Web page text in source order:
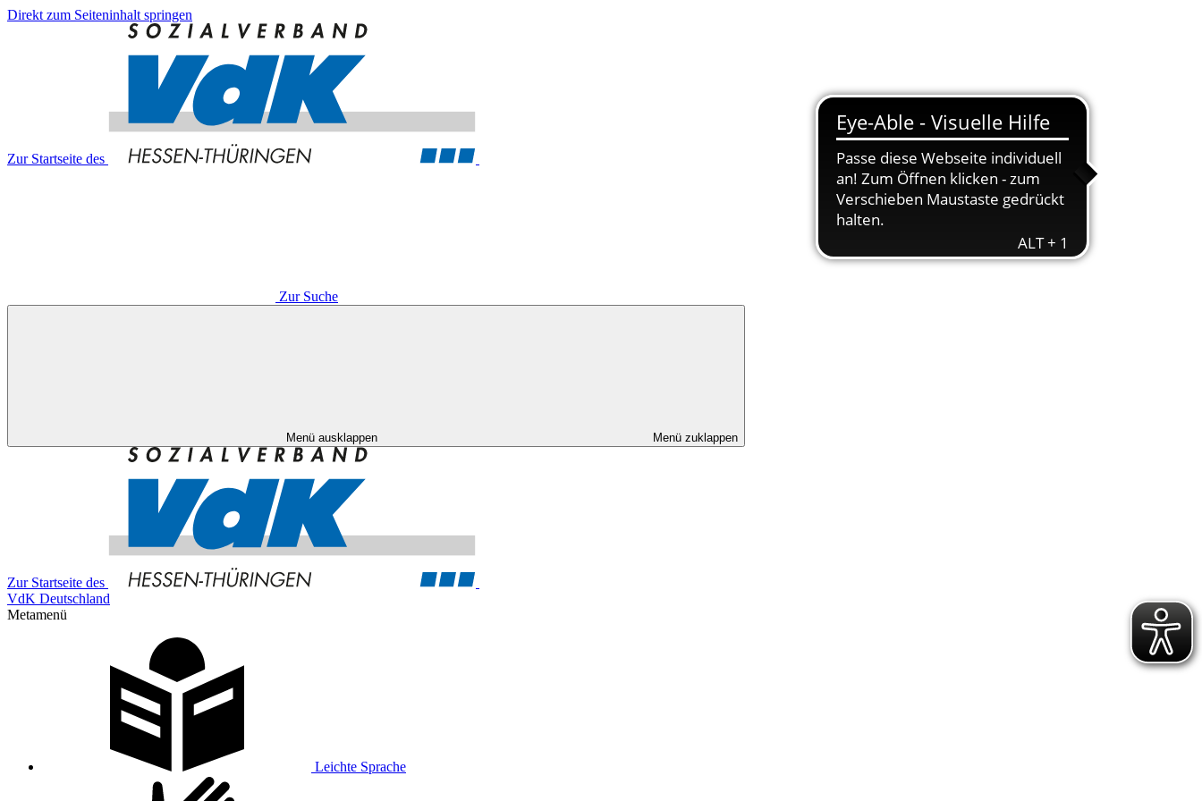
Direkt zum Seiteninhalt springen
Zur Startseite des
Zur Suche
Menü ausklappen Menü zuklappen
Zur Startseite des
VdK Deutschland
Metamenü
Leichte Sprache